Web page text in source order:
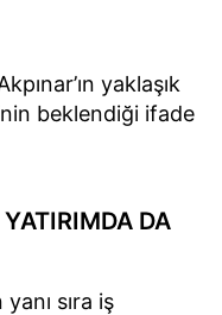
yaklaşık
beklendiği ifade
DA
sıra iş